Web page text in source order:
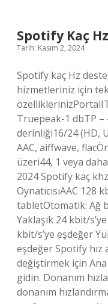
Spotify Kaç Hz
Tarih: Kasım 2, 2024
Spotify kaç Hz
hizmetleriniz için
Truepeak-1 dbTP –
derinliği16/24 (HD,
AAC, aiffwave,
üzeri44, 1 veya
2024 Spotify kaç
OynatıcısıAAC
tabletOtomatik: Ağ
Yaklaşık 24 kbit/
kbit/s’ye eşdeğer
eşdeğer Spotify hız
değiştirmek için Ana
gidin. Donanım
donanım